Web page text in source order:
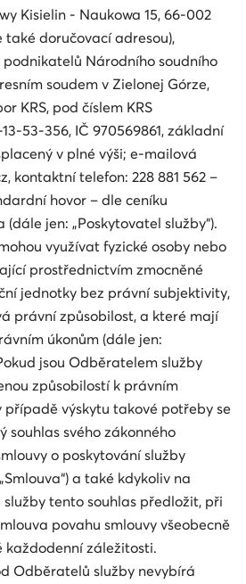
Kisielin - Naukowa 15, 66-002
také doručovací adresou),
Národního soudního
soudem v Zielonej Górze,
KRS, pod číslem KRS
53-356, IČ 970569861, základní
v plné výši; e-mailová
kontaktní telefon: 228 881 562 –
hovor – dle ceníku
jen: „Poskytovatel služby“).
využívat fyzické osoby nebo
prostřednictvím zmocněné
jednotky bez právní subjektivity,
právní způsobilost, a které mají
úkonům (dále jen:
jsou Odběratelem služby
způsobilostí k právním
případě výskytu takové potřeby se
souhlas svého zákonného
o poskytování služby
a také kdykoliv na
tento souhlas předložit, při
povahu smlouvy všeobecně
každodenní záležitosti.
Odběratelů služby nevybírá